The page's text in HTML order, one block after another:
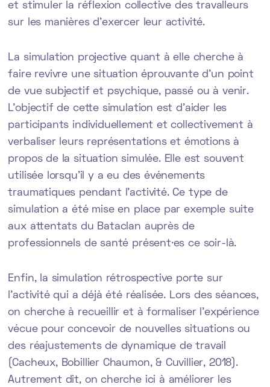
et stimuler la réflexion collective des travalleurs
sur les manières d’exercer leur activité.
La simulation projective quant à elle cherche à
faire revivre une situation éprouvante d’un point
de vue subjectif et psychique, passé ou à venir.
L’objectif de cette simulation est d’aider les
participants individuellement et collectivement à
verbaliser leurs représentations et émotions à
propos de la situation simulée. Elle est souvent
utilisée lorsqu’il y a eu des événements
traumatiques pendant l’activité. Ce type de
simulation a été mise en place par exemple suite
aux attentats du Bataclan auprès de
professionnels de santé présent·es ce soir-là.
Enfin, la simulation rétrospective porte sur
l’activité qui a déjà été réalisée. Lors des séances,
on cherche à recueillir et à formaliser l’expérience
vécue pour concevoir de nouvelles situations ou
des réajustements de dynamique de travail
(Cacheux, Bobillier Chaumon, & Cuvillier, 2018).
Autrement dit, on cherche ici à améliorer les